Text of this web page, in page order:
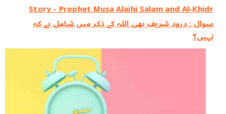
Story - Prophet Musa Alaihi Salam and Al-Khidr
سوال : درود شریف بھی اللہ کے ذکر میں شامل ہے کہ
نہیں؟